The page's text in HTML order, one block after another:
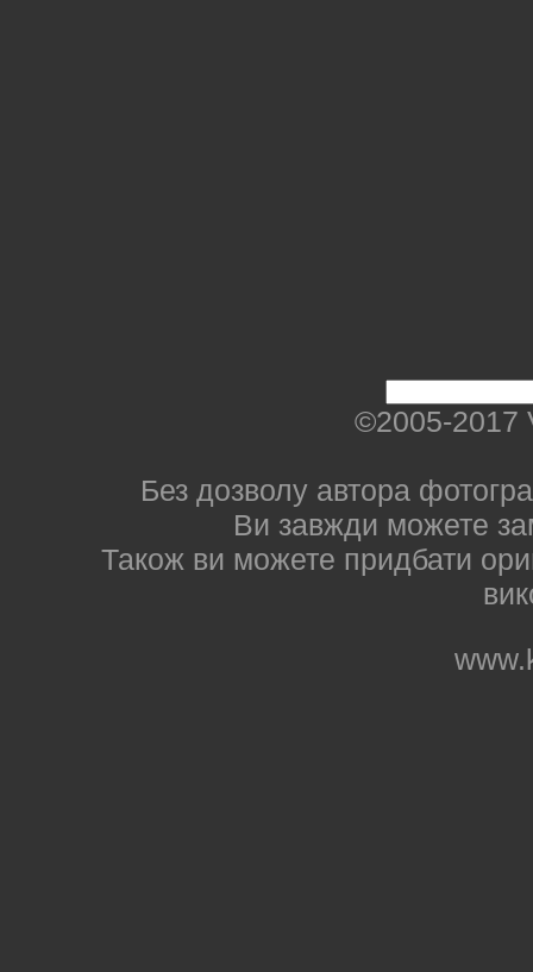
©2005-2017
Без дозволу автора
Ви завжди можете
Також ви можете придбати